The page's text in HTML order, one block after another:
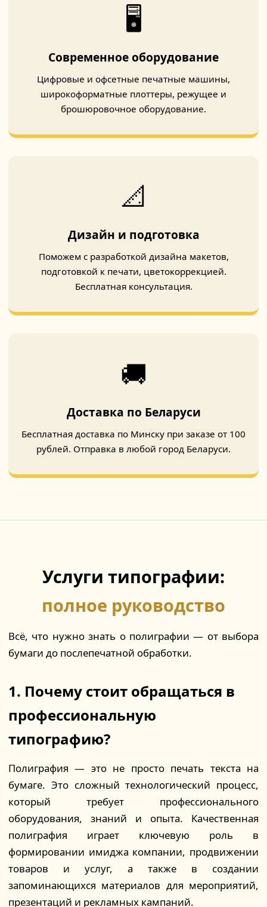
🖥️
Современное оборудование
Цифровые и офсетные печатные машины,
широкоформатные плоттеры, режущее и
брошюровочное оборудование.
📐
Дизайн и подготовка
Поможем с разработкой дизайна макетов,
подготовкой к печати, цветокоррекцией.
Бесплатная консультация.
🚚
Доставка по Беларуси
Бесплатная доставка по Минску при заказе от 100
рублей. Отправка в любой город Беларуси.
Услуги типографии:
полное руководство
Всё, что нужно знать о полиграфии — от выбора
бумаги до послепечатной обработки.
1. Почему стоит обращаться в
профессиональную
типографию?
Полиграфия — это не просто печать текста на
бумаге. Это сложный технологический процесс,
который требует профессионального
оборудования, знаний и опыта. Качественная
полиграфия играет ключевую роль в
формировании имиджа компании, продвижении
товаров и услуг, а также в создании
запоминающихся материалов для мероприятий,
презентаций и рекламных кампаний.